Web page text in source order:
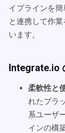
イプラインを
と連携して作
います。
Integrate.io
柔軟性と
れたプラ
系ユーザ
インの構